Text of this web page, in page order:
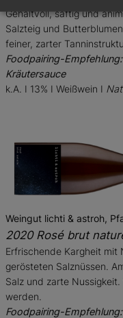
Gehaltvoll, saftig und
Salzteig und
feiner, zarter
Foodpairing-
Kräutersauce
k.A. I 13% I Weißwein I
Weingut lichti & astroh,
2020 Rosé brut
Erfrischende Kargheit mit
gerösteten Salznüssen.
Salz und zarte
werden.
Foodpairing-